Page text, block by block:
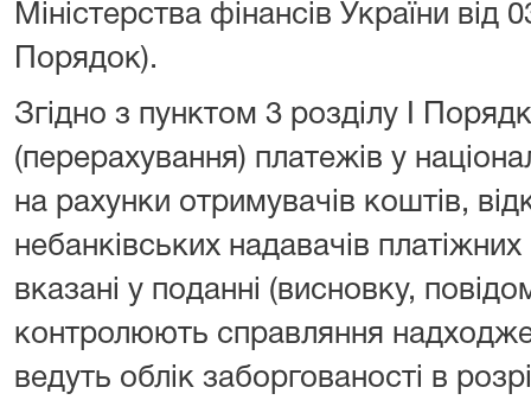
Міністерства фінансів України від
Порядок).
Згідно з пунктом 3 розділу I
(перерахування) платежів у
на рахунки отримувачів коштів,
небанківських надавачів
вказані у поданні (висновку,
контролюють справляння
ведуть облік заборгованості в